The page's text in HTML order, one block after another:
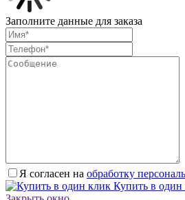
Заполните данные для заказа
Я согласен на обработку
Купить в один